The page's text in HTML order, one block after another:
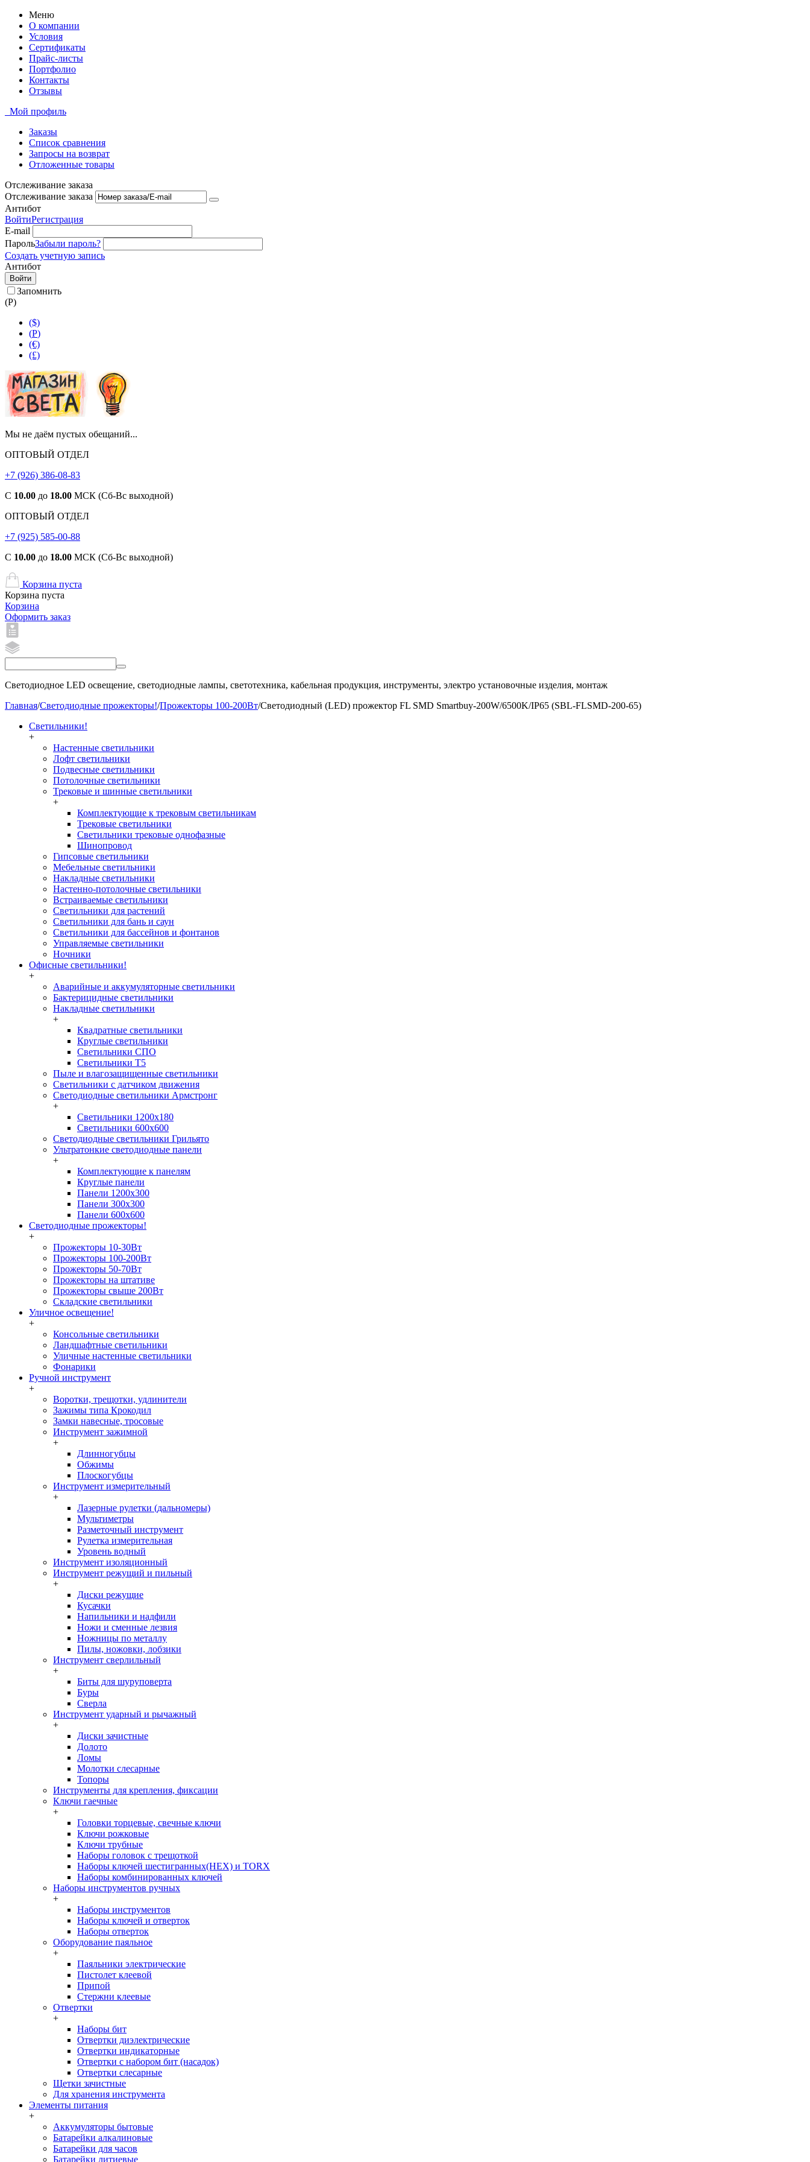
Меню
О компании
Условия
Сертификаты
Прайс-листы
Портфолио
Контакты
Отзывы
Мой профиль
Заказы
Список сравнения
Запросы на возврат
Отложенные товары
Отслеживание заказа
Отслеживание заказа
Антибот
ВойтиРегистрация
E-mail
ПарольЗабыли пароль?
Создать учетную запись
Антибот
Войти
Запомнить
(Р)
($)
(Р)
(€)
(£)
Мы не даём пустых обещаний...
ОПТОВЫЙ ОТДЕЛ
+7 (926) 386-08-83
С 10.00 до 18.00 МСК (Сб-Вс выходной)
ОПТОВЫЙ ОТДЕЛ
+7 (925) 585-00-88
С 10.00 до 18.00 МСК (Сб-Вс выходной)
Корзина пуста
Корзина пуста
Корзина
Оформить заказ
Светодиодное LED освещение, светодиодные лампы, светотехника, кабельная продукция, инструменты, электро установочные изделия, монтаж
Главная/Светодиодные прожекторы!/Прожекторы 100-200Вт/Светодиодный (LED) прожектор FL SMD Smartbuy-200W/6500K/IP65 (SBL-FLSMD-200-65)
Светильники!
+
Настенные светильники
Лофт светильники
Подвесные светильники
Потолочные светильники
Трековые и шинные светильники
+
Комплектующие к трековым светильникам
Трековые светильники
Светильники трековые однофазные
Шинопровод
Гипсовые светильники
Мебельные светильники
Накладные светильники
Настенно-потолочные светильники
Встраиваемые светильники
Светильники для растений
Светильники для бань и саун
Светильники для бассейнов и фонтанов
Управляемые светильники
Ночники
Офисные светильники!
+
Аварийные и аккумуляторные светильники
Бактерицидные светильники
Накладные светильники
+
Квадратные светильники
Круглые светильники
Светильники СПО
Светильники Т5
Пыле и влагозащищенные светильники
Светильники с датчиком движения
Светодиодные светильники Армстронг
+
Светильники 1200х180
Светильники 600х600
Светодиодные светильники Грильято
Ультратонкие светодиодные панели
+
Комплектующие к панелям
Круглые панели
Панели 1200х300
Панели 300х300
Панели 600х600
Светодиодные прожекторы!
+
Прожекторы 10-30Вт
Прожекторы 100-200Вт
Прожекторы 50-70Вт
Прожекторы на штативе
Прожекторы свыше 200Вт
Складские светильники
Уличное освещение!
+
Консольные светильники
Ландшафтные светильники
Уличные настенные светильники
Фонарики
Ручной инструмент
+
Воротки, трещотки, удлинители
Зажимы типа Крокодил
Замки навесные, тросовые
Инструмент зажимной
+
Длинногубцы
Обжимы
Плоскогубцы
Инструмент измерительный
+
Лазерные рулетки (дальномеры)
Мультиметры
Разметочный инструмент
Рулетка измерительная
Уровень водный
Инструмент изоляционный
Инструмент режущий и пильный
+
Диски режущие
Кусачки
Напильники и надфили
Ножи и сменные лезвия
Ножницы по металлу
Пилы, ножовки, лобзики
Инструмент сверлильный
+
Биты для шуруповерта
Буры
Сверла
Инструмент ударный и рычажный
+
Диски зачистные
Долото
Ломы
Молотки слесарные
Топоры
Инструменты для крепления, фиксации
Ключи гаечные
+
Головки торцевые, свечные ключи
Ключи рожковые
Ключи трубные
Наборы головок c трещоткой
Наборы ключей шестигранных(HEX) и TORX
Наборы комбинированных ключей
Наборы инструментов ручных
+
Наборы инструментов
Наборы ключей и отверток
Наборы отверток
Оборудование паяльное
+
Паяльники электрические
Пистолет клеевой
Припой
Стержни клеевые
Отвертки
+
Наборы бит
Отвертки диэлектрические
Отвертки индикаторные
Отвертки с набором бит (насадок)
Отвертки слесарные
Щетки зачистные
Для хранения инструмента
Элементы питания
+
Аккумуляторы бытовые
Батарейки алкалиновые
Батарейки для часов
Батарейки литиевые